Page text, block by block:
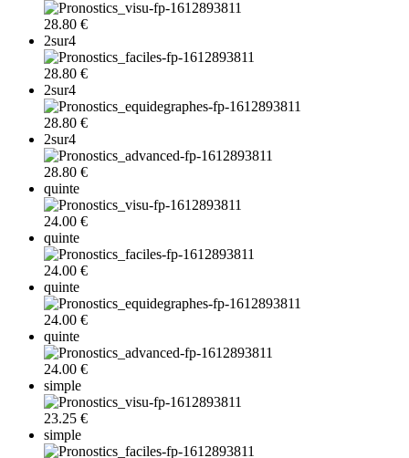
28.80 €
2sur4
28.80 €
2sur4
28.80 €
2sur4
28.80 €
quinte
24.00 €
quinte
24.00 €
quinte
24.00 €
quinte
24.00 €
simple
23.25 €
simple